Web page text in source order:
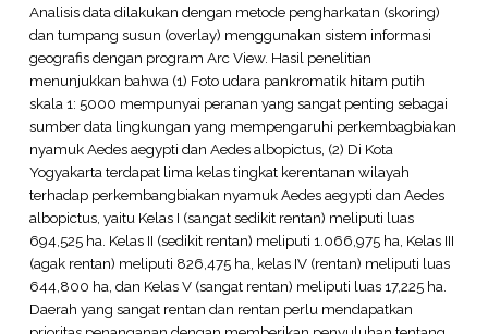
Analisis data dilakukan dengan metode pengharkatan (skoring)
dan tumpang susun (overlay) menggunakan sistem informasi
geografis dengan program Arc View. Hasil penelitian
menunjukkan bahwa (1) Foto udara pankromatik hitam putih
skala 1: 5000 mempunyai peranan yang sangat penting sebagai
sumber data lingkungan yang mempengaruhi perkembagbiakan
nyamuk Aedes aegypti dan Aedes albopictus, (2) Di Kota
Yogyakarta terdapat lima kelas tingkat kerentanan wilayah
terhadap perkembangbiakan nyamuk Aedes aegypti dan Aedes
albopictus, yaitu Kelas I (sangat sedikit rentan) meliputi luas
694,525 ha. Kelas II (sedikit rentan) meliputi 1.066,975 ha, Kelas III
(agak rentan) meliputi 826,475 ha, kelas IV (rentan) meliputi luas
644,800 ha, dan Kelas V (sangat rentan) meliputi luas 17,225 ha.
Daerah yang sangat rentan dan rentan perlu mendapatkan